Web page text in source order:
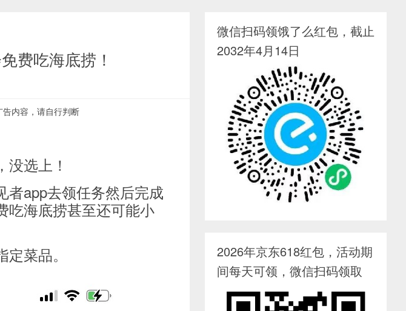
费吃海底捞！
内容，请自行判断
选上！
者app去领任务然后完成
吃海底捞甚至还可能小
菜品。
微信扫码领饿了么红包，截止
2032年4月14日
2026年京东618红包，活动期
间每天可领，微信扫码领取